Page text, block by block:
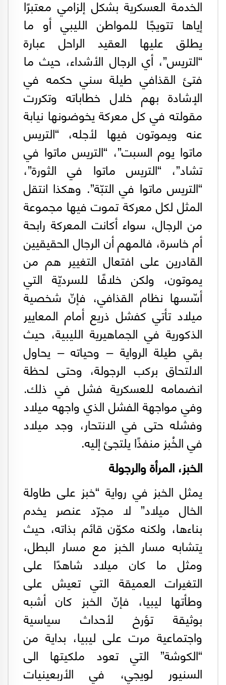
الخدمة العسكرية بشكل إلزامي معتبرًا
إياها تتويجًا للمواطن الليبي أو ما
يطلق عليها العقيد الراحل عبارة
“التريس”، أي الرجال الأشداء، حيث ما
فتئ القذافي طيلة سني حكمه في
الإشادة بهم خلال خطاباته وتكررت
مقولته في كل معركة يخوضونها نيابة
عنه ويموتون فيها لأجله، “التريس
ماتوا يوم السبت”، “التريس ماتوا في
تشاد”، “التريس ماتوا في الثورة”،
“التريس ماتوا في التبّة”. وهكذا انتقل
المثل لكل معركة تموت فيها مجموعة
من الرجال، سواء أكانت المعركة رابحة
أم خاسرة، فالمهم أن الرجال الحقيقيين
القادرين على افتعال التغيير هم من
يموتون، ولكن خلافًا للسرديّة التي
أسّسها نظام القذافي، فإنّ شخصية
ميلاد تأتي كفشل ذريع أمام المعايير
الذكورية في الجماهيرية الليبية، حيث
بقي طيلة الرواية – وحياته – يحاول
الالتحاق بركب الرجولة، وحتى لحظة
انضمامه للعسكرية فشل في ذلك.
وفي مواجهة الفشل الذي واجهه ميلاد
وفشله حتى في الانتحار، وجد ميلاد
في الخُبز منفذًا يلتجئ إليه.
الخبز، المرأة والرجولة
يمثل الخبز في رواية “خبز على طاولة
الخال ميلاد” لا مجرّد عنصر يخدم
بناءها، ولكنه مكوّن قائم بذاته، حيث
يتشابه مسار الخبز مع مسار البطل،
ومثل ما كان ميلاد شاهدًا على
التغيرات العميقة التي تعيش على
وطأتها ليبيا، فإنّ الخبز كان أشبه
بوثيقة تؤرخ لأحداث سياسية
واجتماعية مرت على ليبيا، بداية من
“الكوشة” التي تعود ملكيتها الى
السنيور لويجي، في الأربعينيات